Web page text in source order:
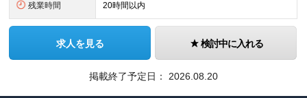
残業時間 20時間以内
求人を見る 検討中に入れる
掲載終了予定日： 2026.08.20